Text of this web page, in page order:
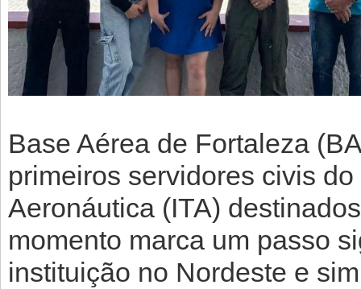
Base Aérea de Fortaleza
primeiros servidores civis
Aeronáutica (ITA)
momento marca um passo
instituição no Nordeste e